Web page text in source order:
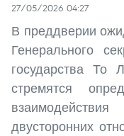
27/05/2026 04:27
В преддверии
Генерального
государства
стремятся
двусторонних